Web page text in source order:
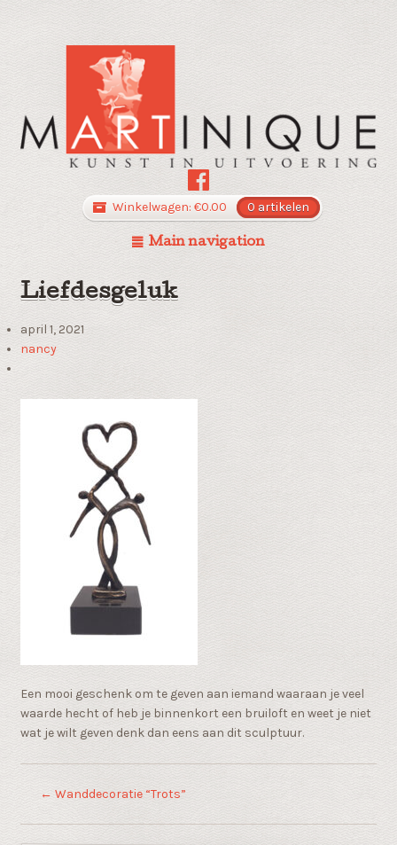
Winkelwagen: €0.00 0 artikelen
Main navigation
Liefdesgeluk
april 1, 2021
nancy
Een mooi geschenk om te geven aan iemand waaraan je veel
waarde hecht of heb je binnenkort een bruiloft en weet je niet
wat je wilt geven denk dan eens aan dit sculptuur.
← Wanddecoratie “Trots”